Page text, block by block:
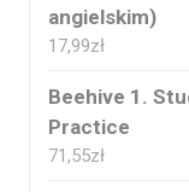
angielskim)
17,99zł
Beehive 1.
Practice
71,55zł